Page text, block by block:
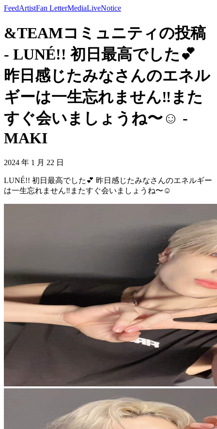
FeedArtistFan LetterMediaLiveNotice
&TEAMコミュニティの投稿
- LUNÉ!! 初日最高でした💕
昨日感じたみなさんのエネル
ギーは一生忘れません‼️また
すぐ会いましょうね〜☺️ -
MAKI
2024 年 1 月 22 日
LUNÉ!! 初日最高でした💕 昨日感じたみなさんのエネルギー
は一生忘れません‼️またすぐ会いましょうね〜☺️